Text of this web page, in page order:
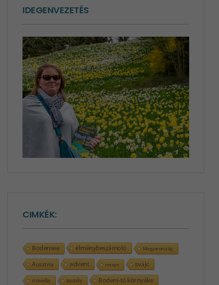
IDEGENVEZETÉS
CIMKÉK:
Bodensee élménybeszámoló Magyarország
Ausztria advent recept svájc
novella kastély Bodeni-tó környéke